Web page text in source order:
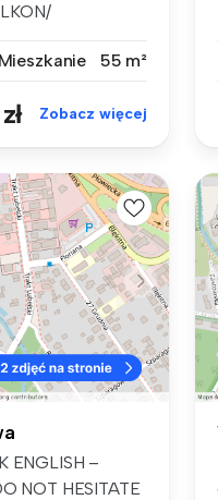
Mieszkanie 55 m²
Zobacz więcej
ENGLISH –
NOT HESITATE